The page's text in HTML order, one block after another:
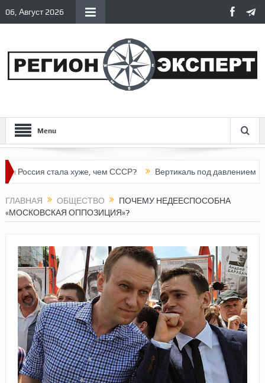
06, Август 2026
Menu
стала хуже, чем СССР? Вертикаль под давлением
ГЛАВНАЯ ОБЩЕСТВО
ПОЧЕМУ НЕДЕЕСПОСОБНА
«МОСКОВСКАЯ ОППОЗИЦИЯ»?